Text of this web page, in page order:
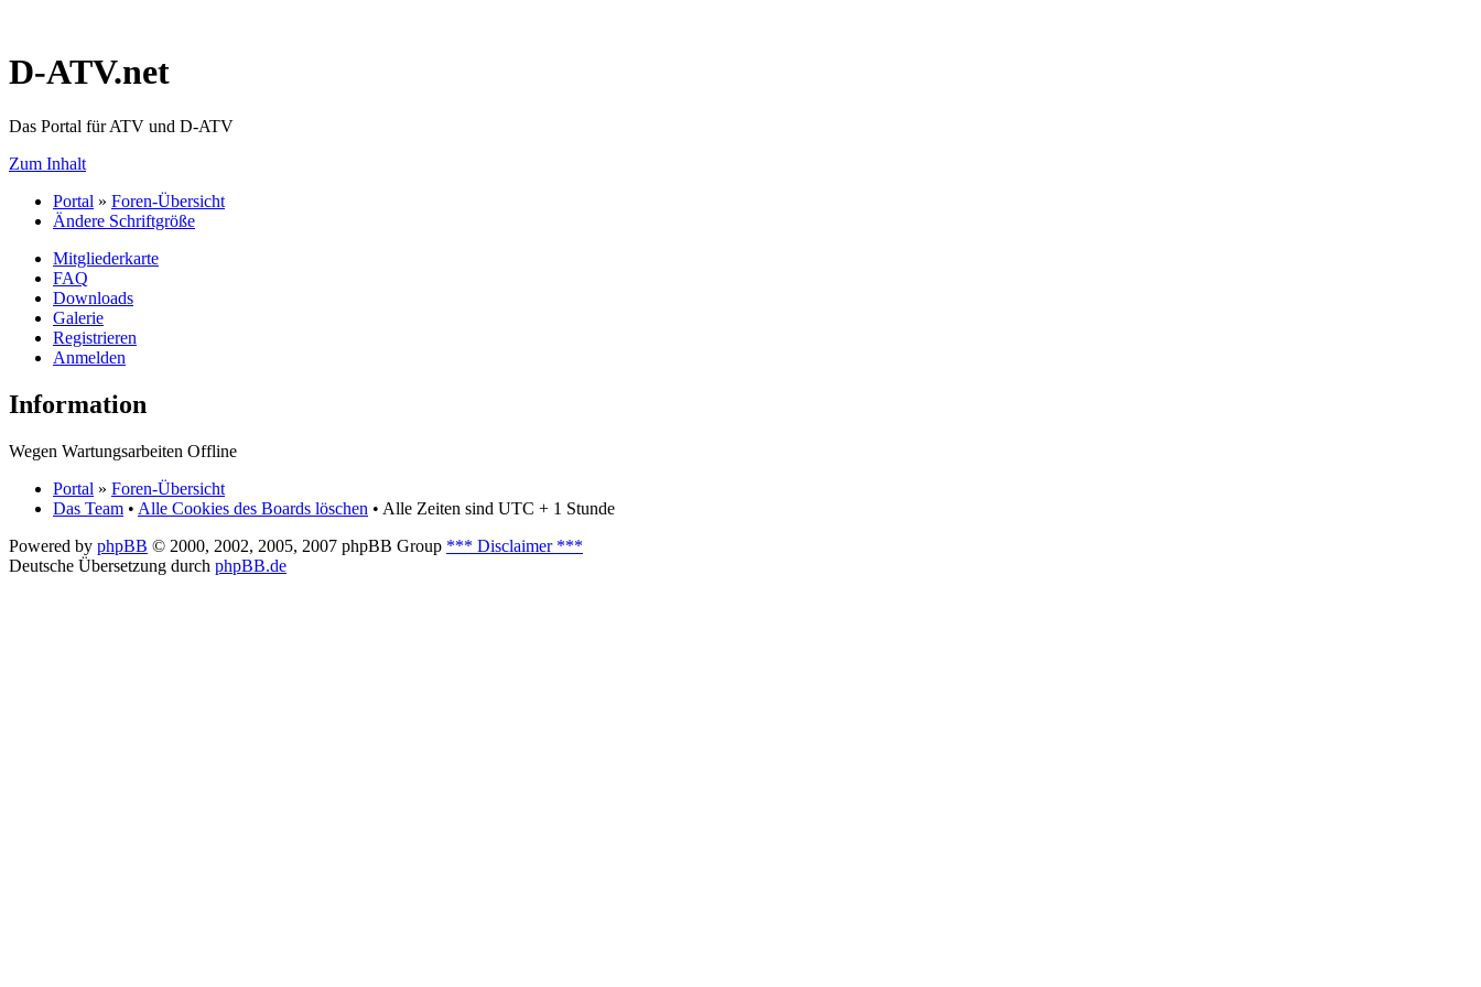
D-ATV.net
Das Portal für ATV und D-ATV
Zum Inhalt
Portal » Foren-Übersicht
Ändere Schriftgröße
Mitgliederkarte
FAQ
Downloads
Galerie
Registrieren
Anmelden
Information
Wegen Wartungsarbeiten Offline
Portal » Foren-Übersicht
Das Team • Alle Cookies des Boards löschen • Alle Zeiten sind UTC + 1 Stunde
Powered by phpBB © 2000, 2002, 2005, 2007 phpBB Group *** Disclaimer ***
Deutsche Übersetzung durch phpBB.de